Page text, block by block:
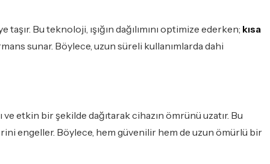
Bu teknoloji, ışığın dağılımını optimize ederken; kısa
sunar. Böylece, uzun süreli kullanımlarda dahi
ve etkin bir şekilde dağıtarak cihazın ömrünü uzatır. Bu
engeller. Böylece, hem güvenilir hem de uzun ömürlü bir